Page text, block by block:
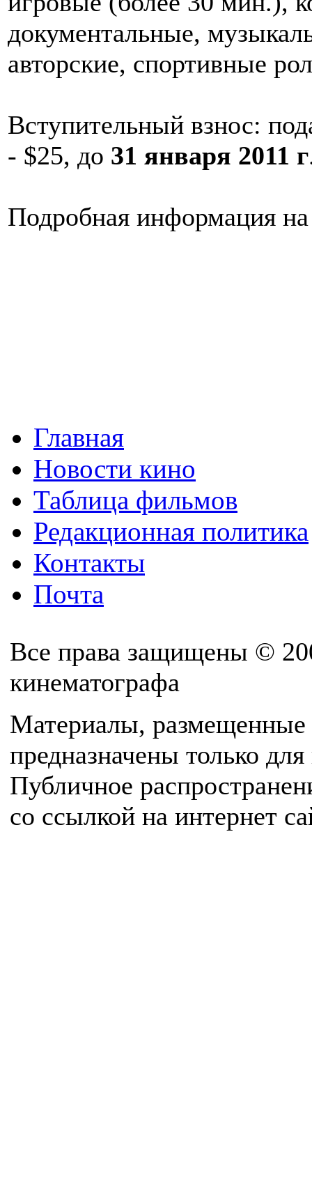
документальные,
авторские, спортивные
Вступительный взнос:
- $25, до 31 января 2011 г
Подробная информация
Главная
Новости кино
Таблица фильмов
Редакционная политика
Контакты
Почта
Все права защищены ©
кинематографа
Материалы, размещенные
предназначены только
Публичное
со ссылкой на интернет